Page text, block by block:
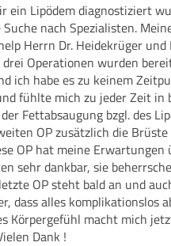
ein Lipödem diagnostiziert
nach Spezialisten.
Herrn Dr. Heidekrüger und
drei Operationen wurden
ich habe es zu keinem
fühlte mich zu jeder Zeit in
Fettabsaugung bzgl. des
OP zusätzlich die
OP hat meine Erwartungen
sehr dankbar, sie
OP steht bald an und
dass alles komplikationslos
Körpergefühl macht mich
Dank !